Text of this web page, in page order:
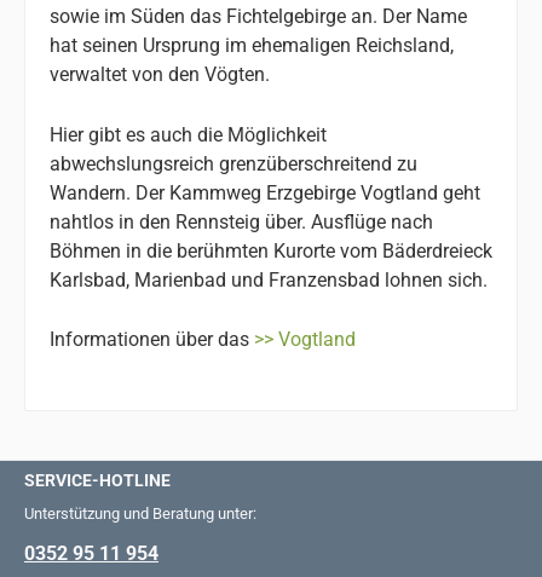
sowie im Süden das Fichtelgebirge an. Der Name
hat seinen Ursprung im ehemaligen Reichsland,
verwaltet von den Vögten.
Hier gibt es auch die Möglichkeit
abwechslungsreich grenzüberschreitend zu
Wandern. Der Kammweg Erzgebirge Vogtland geht
nahtlos in den Rennsteig über. Ausflüge nach
Böhmen in die berühmten Kurorte vom Bäderdreieck
Karlsbad, Marienbad und Franzensbad lohnen sich.
Informationen über das >> Vogtland
SERVICE-HOTLINE
Unterstützung und Beratung unter:
0352 95 11 954